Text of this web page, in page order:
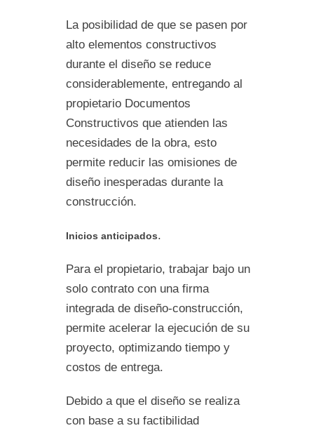
La posibilidad de que se pasen por
alto elementos constructivos
durante el diseño se reduce
considerablemente, entregando al
propietario Documentos
Constructivos que atienden las
necesidades de la obra, esto
permite reducir las omisiones de
diseño inesperadas durante la
construcción.
Inicios anticipados.
Para el propietario, trabajar bajo un
solo contrato con una firma
integrada de diseño-construcción,
permite acelerar la ejecución de su
proyecto, optimizando tiempo y
costos de entrega.
Debido a que el diseño se realiza
con base a su factibilidad